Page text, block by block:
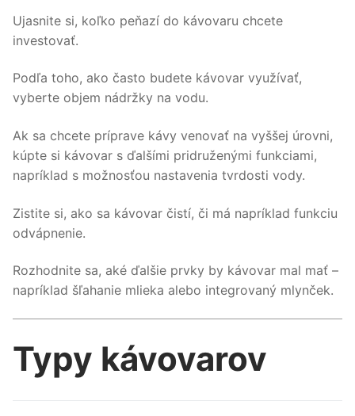
Ujasnite si, koľko peňazí do kávovaru chcete
investovať.
Podľa toho, ako často budete kávovar využívať,
vyberte objem nádržky na vodu.
Ak sa chcete príprave kávy venovať na vyššej úrovni,
kúpte si kávovar s ďalšími pridruženými funkciami,
napríklad s možnosťou nastavenia tvrdosti vody.
Zistite si, ako sa kávovar čistí, či má napríklad funkciu
odvápnenie.
Rozhodnite sa, aké ďalšie prvky by kávovar mal mať –
napríklad šľahanie mlieka alebo integrovaný mlynček.
Typy kávovarov